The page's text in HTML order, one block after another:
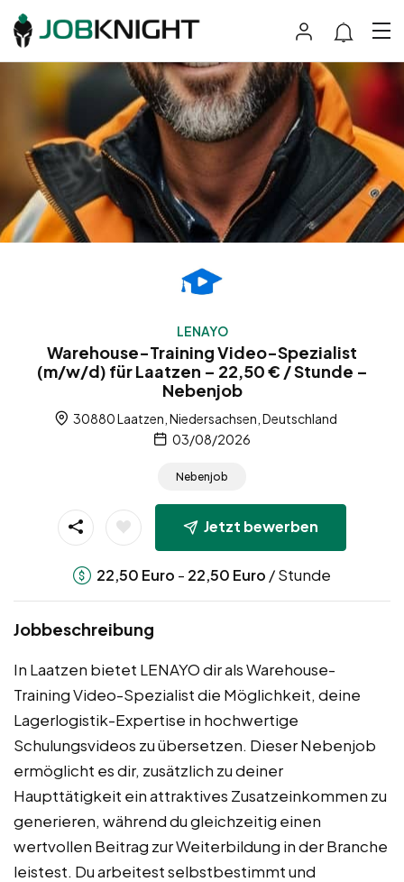
LENAYO
Warehouse-Training Video-Spezialist
(m/w/d) für Laatzen – 22,50 € / Stunde –
Nebenjob
30880 Laatzen, Niedersachsen, Deutschland
03/08/2026
Nebenjob
Jetzt bewerben
22,50 Euro - 22,50 Euro / Stunde
Jobbeschreibung
In Laatzen bietet LENAYO dir als Warehouse-
Training Video-Spezialist die Möglichkeit, deine
Lagerlogistik-Expertise in hochwertige
Schulungsvideos zu übersetzen. Dieser Nebenjob
ermöglicht es dir, zusätzlich zu deiner
Haupttätigkeit ein attraktives Zusatzeinkommen zu
generieren, während du gleichzeitig einen
wertvollen Beitrag zur Weiterbildung in der Branche
leistest. Du arbeitest selbstbestimmt und